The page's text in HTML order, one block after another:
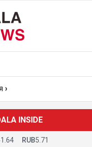
›
INSIDE
RUB5.71